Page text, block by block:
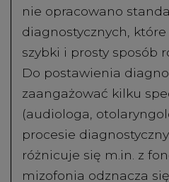
nie opracowano
diagnostycznych, które
szybki i prosty sposób
Do postawienia
zaangażować kilku
(audiologa,
procesie
różnicuje się m.in. z
mizofonia odznacza